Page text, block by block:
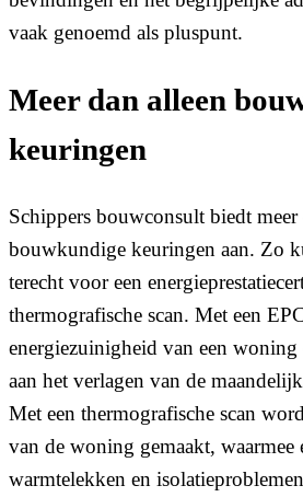
vaak genoemd als pluspunt.
Meer dan alleen
keuringen
Schippers bouwconsult biedt meer
bouwkundige keuringen aan. Zo
terecht voor een
thermografische scan. Met een
energiezuinigheid van een
aan het verlagen van de
Met een thermografische scan
van de woning gemaakt, waarmee
warmtelekken en